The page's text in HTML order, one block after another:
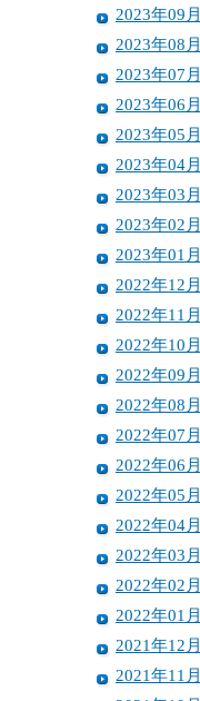
2023年09月
2023年08月
2023年07月
2023年06月
2023年05月
2023年04月
2023年03月
2023年02月
2023年01月
2022年12月
2022年11月
2022年10月
2022年09月
2022年08月
2022年07月
2022年06月
2022年05月
2022年04月
2022年03月
2022年02月
2022年01月
2021年12月
2021年11月